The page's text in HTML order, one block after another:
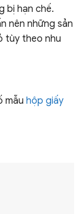
bị hạn chế.
nên những sản
tùy theo nhu
mẫu hộp giấy